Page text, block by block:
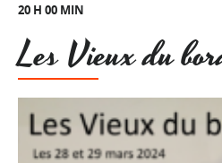
20 H 00 MIN
Les Vieux du